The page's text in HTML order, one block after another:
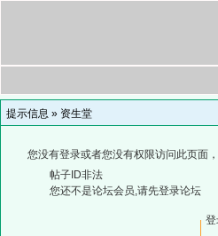
提示信息 » 资生堂
您没有登录或者您没有权限访问此页面
帖子ID非法
您还不是论坛会员,请先登录论坛